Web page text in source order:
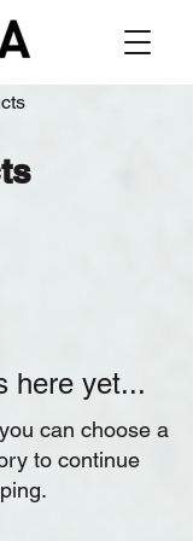
here yet...
can choose a
to continue